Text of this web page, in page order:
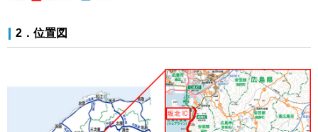
2．位置図